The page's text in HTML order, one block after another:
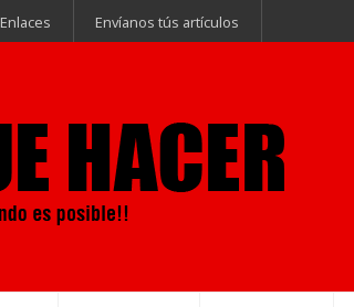
Enlaces Envíanos tús artículos